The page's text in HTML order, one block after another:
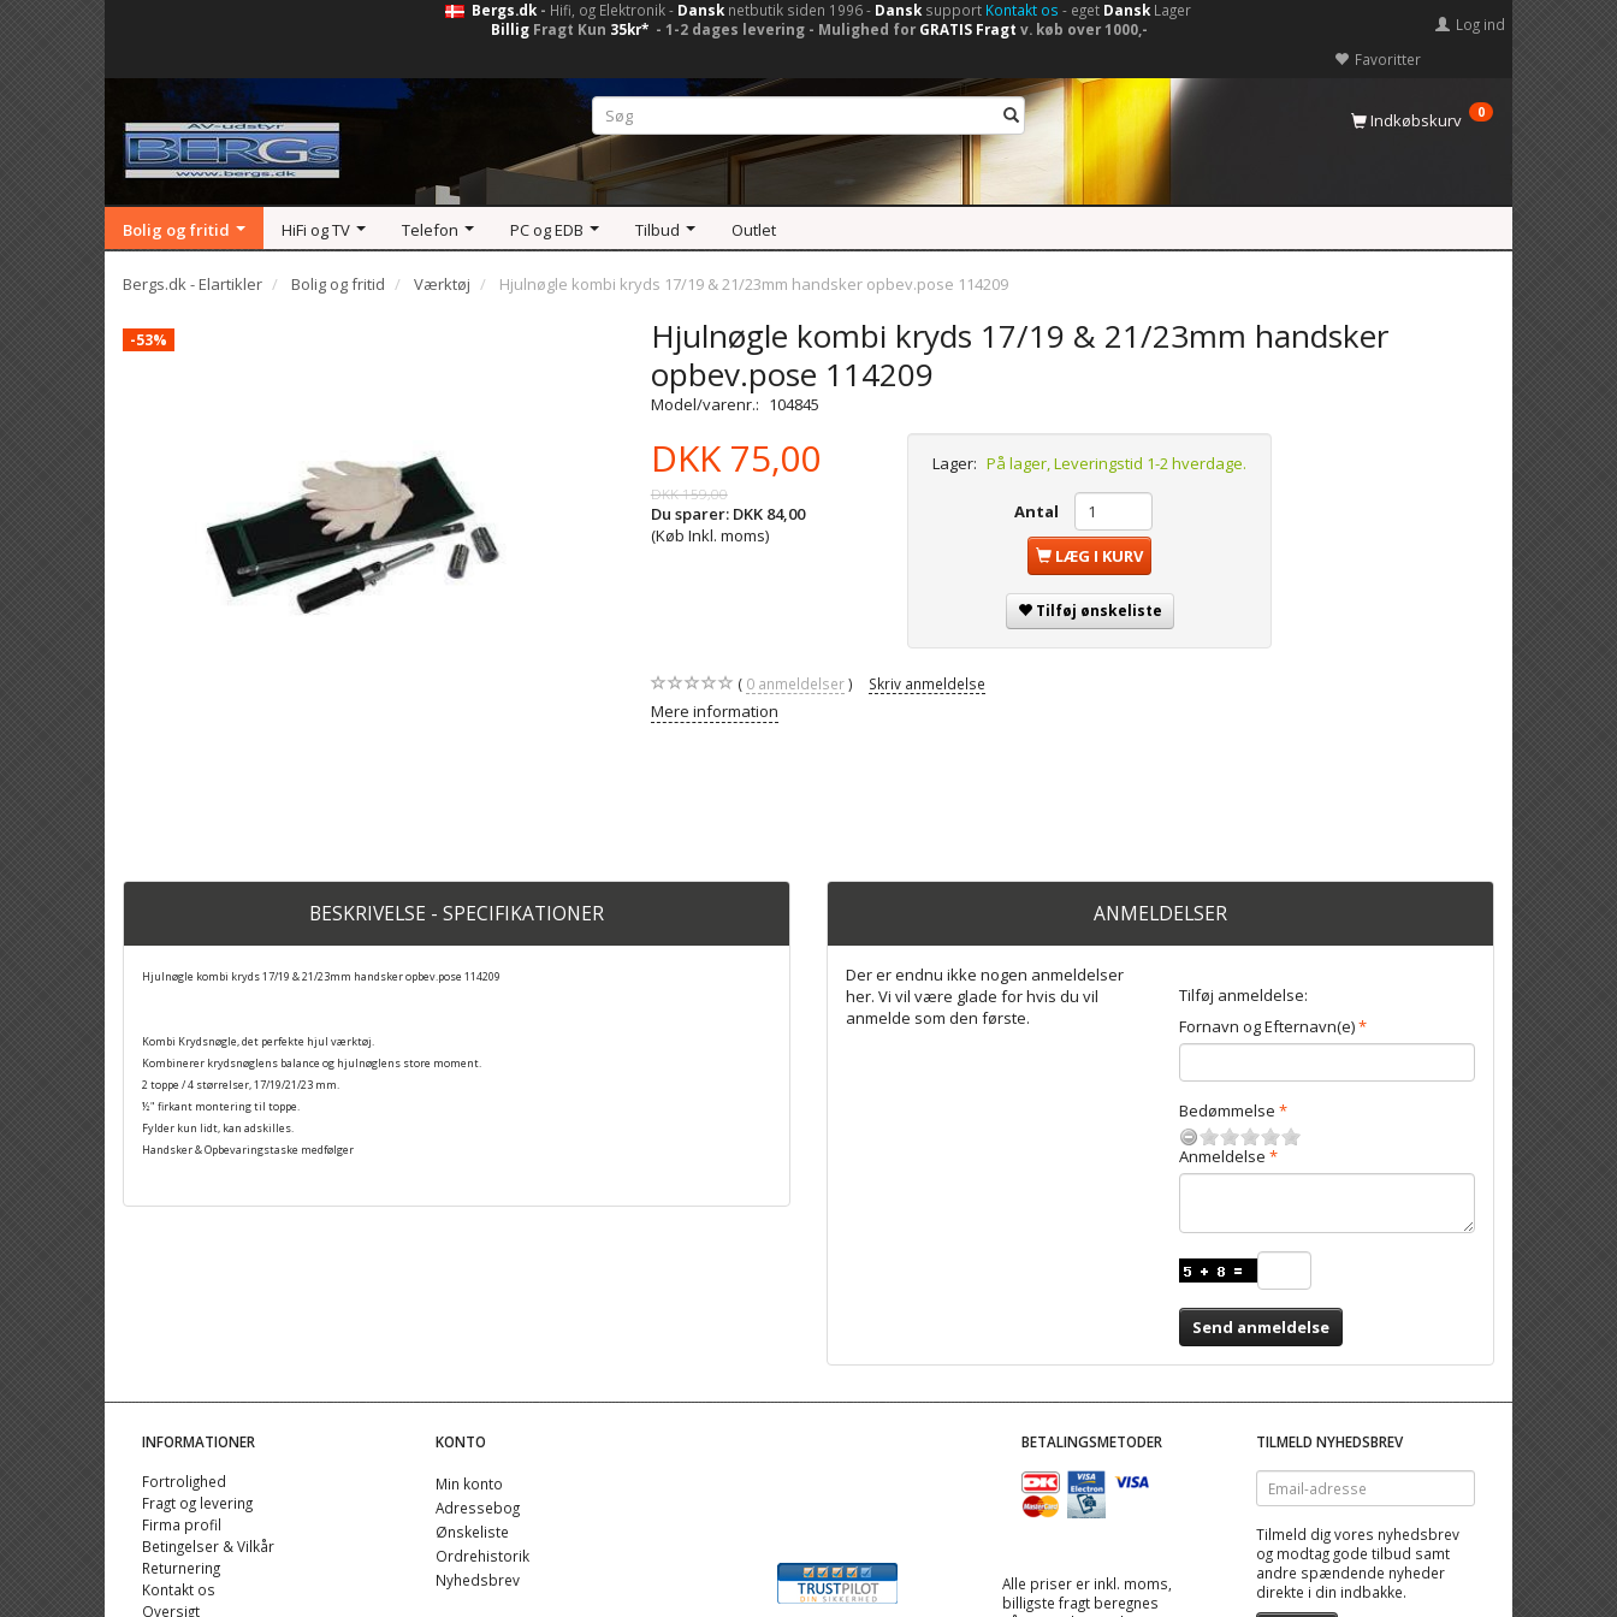
Bergs.dk- Hifi, og Elektronik - Dansknetbutik siden 1996 - Dansksupport Kontakt os - eget DanskLager
Billig Fragt Kun 35kr* - 1-2 dages levering - Mulighed for GRATIS Fragt v. køb over 1000,-
Favoritter
Log ind
Indkøbskurv 0
Bolig og fritid HiFi og TV Telefon PC og EDB Tilbud Outlet
Bergs.dk - Elartikler Bolig og fritid Værktøj Hjulnøgle kombi kryds 17/19 & 21/23mm handsker opbev.pose 114209
-53%
Hjulnøgle kombi kryds 17/19 & 21/23mm handsker
opbev.pose 114209
Model/varenr.: 104845
DKK 75,00
DKK 159,00
Du sparer: DKK 84,00
(Køb Inkl. moms)
Lager: På lager, Leveringstid 1-2 hverdage.
Antal
LÆG I KURV
Tilføj ønskeliste
0anmeldelser Skriv anmeldelse
Mere information
BESKRIVELSE - SPECIFIKATIONER
Hjulnøgle kombi kryds 17/19 & 21/23mm handsker opbev.pose 114209
Kombi Krydsnøgle, det perfekte hjul værktøj.
Kombinerer krydsnøglens balance og hjulnøglens store moment.
2 toppe / 4 størrelser, 17/19/21/23 mm.
½" firkant montering til toppe.
Fylder kun lidt, kan adskilles.
Handsker & Opbevaringstaske medfølger
ANMELDELSER
Der er endnu ikke nogen anmeldelser
her. Vi vil være glade for hvis du vil
anmelde som den første.
Tilføj anmeldelse:
Fornavn og Efternavn(e)
Bedømmelse
Anmeldelse
Send anmeldelse
INFORMATIONER
Fortrolighed
Fragt og levering
Firma profil
Betingelser & Vilkår
Returnering
Kontakt os
Oversigt
KONTO
Min konto
Adressebog
Ønskeliste
Ordrehistorik
Nyhedsbrev
BETALINGSMETODER
Alle priser er inkl. moms,
billigste fragt beregnes
TILMELD NYHEDSBREV
Email-
adresse
Tilmeld dig vores nyhedsbrev
og modtag gode tilbud samt
andre spændende nyheder
direkte i din indbakke.